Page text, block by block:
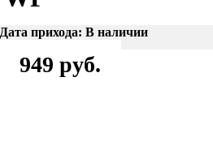
Дата прихода: В наличии
949 руб.